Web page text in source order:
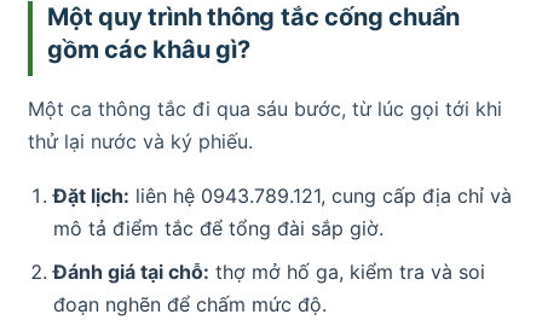
Một quy trình thông tắc cống chuẩn
gồm các khâu gì?
Một ca thông tắc đi qua sáu bước, từ lúc gọi tới khi
thử lại nước và ký phiếu.
Đặt lịch: liên hệ 0943.789.121, cung cấp địa chỉ và
mô tả điểm tắc để tổng đài sắp giờ.
Đánh giá tại chỗ: thợ mở hố ga, kiểm tra và soi
đoạn nghẽn để chấm mức độ.